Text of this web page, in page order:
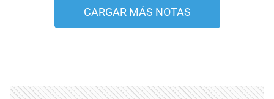
CARGAR MÁS NOTAS